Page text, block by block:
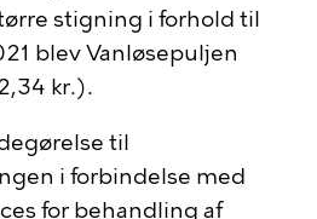
stigning i forhold til
blev Vanløsepuljen
kr.).
til
i forbindelse med
for behandling af